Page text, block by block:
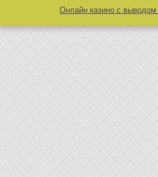
Онлайн казино с выводом